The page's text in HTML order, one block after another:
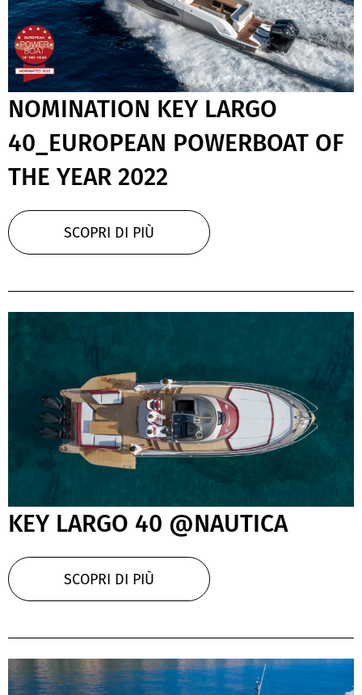
NOMINATION KEY LARGO
40_EUROPEAN POWERBOAT OF
THE YEAR 2022
SCOPRI DI PIÙ
KEY LARGO 40 @NAUTICA
SCOPRI DI PIÙ